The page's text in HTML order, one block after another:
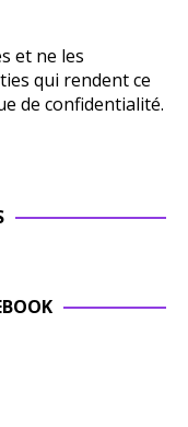
et ne les
qui rendent ce
de confidentialité.